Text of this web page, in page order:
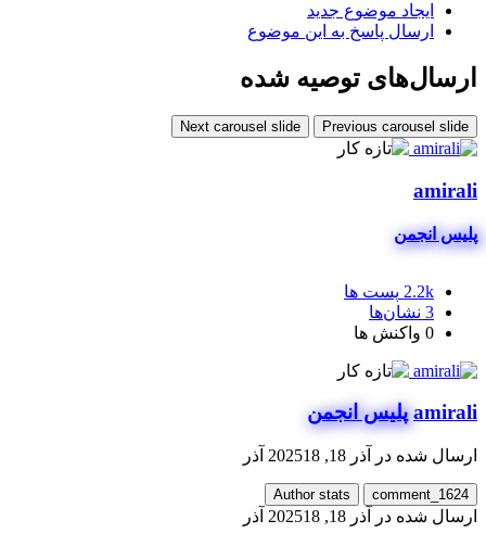
ایجاد موضوع جدید
ارسال پاسخ به این موضوع
ارسال‌های توصیه شده
Previous carousel slide
Next carousel slide
amirali
پلیس انجمن
2.2k پست ها
3 نشان‌ها
0 واکنش ها
amirali پلیس انجمن
ارسال شده در آذر 18, 2025 18 آذر
comment_1624
Author stats
ارسال شده در آذر 18, 2025 18 آذر